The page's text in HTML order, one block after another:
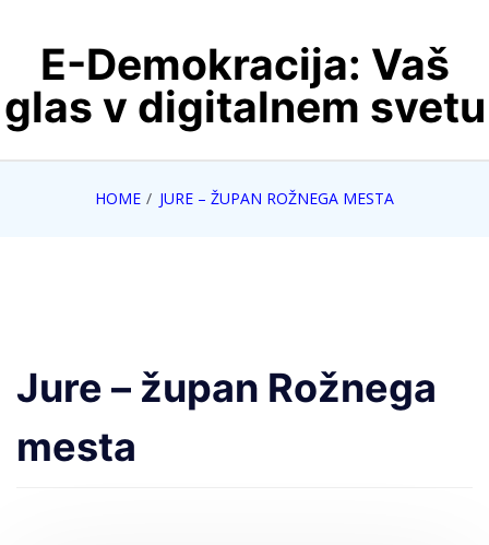
contentE-Demokracija: Vaš
glas v digitalnem svetu
HOME JURE – ŽUPAN ROŽNEGA MESTA
Jure – župan Rožnega
mesta